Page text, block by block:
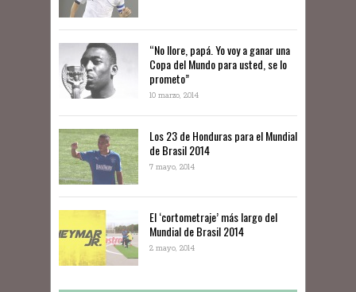
“No llore, papá. Yo voy a ganar una
Copa del Mundo para usted, se lo
prometo”
10 marzo, 2014
Los 23 de Honduras para el Mundial
de Brasil 2014
7 mayo, 2014
El ‘cortometraje’ más largo del
Mundial de Brasil 2014
2 mayo, 2014